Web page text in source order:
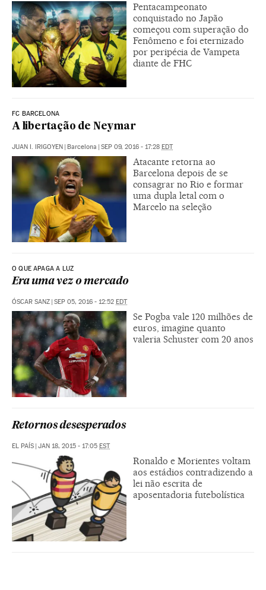
Pentacampeonato
conquistado no Japão
começou com superação do
Fenômeno e foi eternizado
por peripécia de Vampeta
diante de FHC
FC BARCELONA
A libertação de Neymar
JUAN I. IRIGOYEN | Barcelona | SEP 09, 2016 - 17:28 EDT
Atacante retorna ao
Barcelona depois de se
consagrar no Rio e formar
uma dupla letal com o
Marcelo na seleção
O QUE APAGA A LUZ
Era uma vez o mercado
ÓSCAR SANZ | SEP 05, 2016 - 12:52 EDT
Se Pogba vale 120 milhões de
euros, imagine quanto
valeria Schuster com 20 anos
Retornos desesperados
EL PAÍS | JAN 18, 2015 - 17:05 EST
Ronaldo e Morientes voltam
aos estádios contradizendo a
lei não escrita de
aposentadoria futebolística